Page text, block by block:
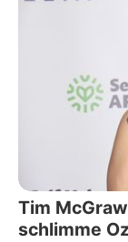
Tim
schlimme